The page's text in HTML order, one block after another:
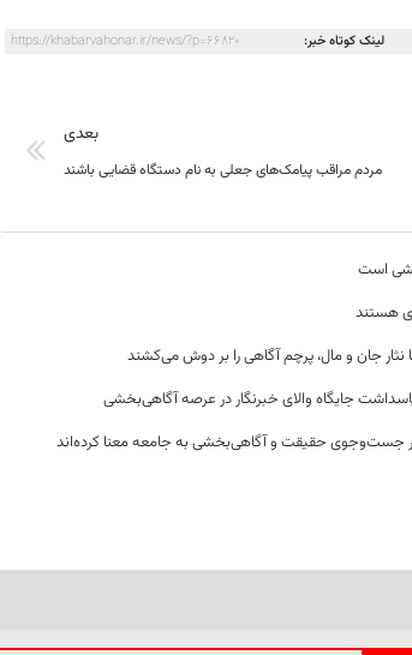
لینک کوتاه خبر: https://khabarvahonar.ir/news/?p=66820
بعدی
مردم مراقب پیامک‌های جعلی به نام دستگاه قضایی باشند
است
هستند
جان و مال، پرچم آگاهی را بر دوش می‌کشند
جایگاه والای خبرنگار در عرصه آگاهی‌بخشی
جست‌وجوی حقیقت و آگاهی‌بخشی به جامعه معنا کرده‌اند